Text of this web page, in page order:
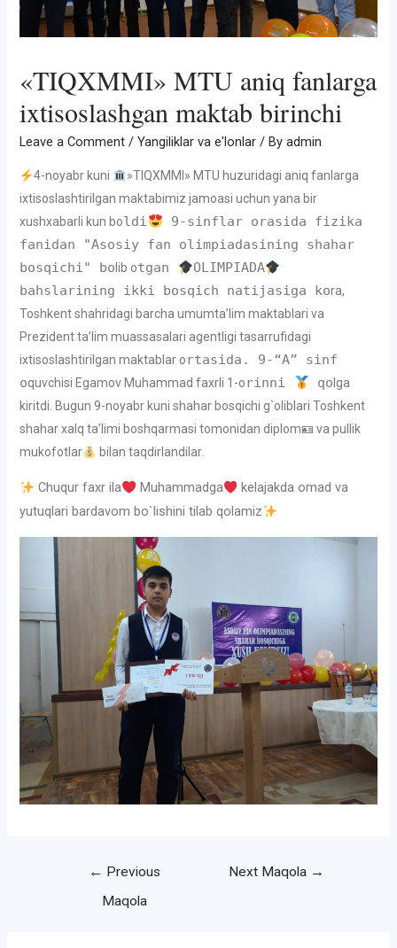
«TIQXMMI» MTU aniq fanlarga
ixtisoslashgan maktab birinchi
Leave a Comment /Yangiliklar va e'lonlar / Byadmin
4-noyabr kuni
»TIQXMMI» MTU huzuridagi aniq fanlarga
ixtisoslashtirilgan maktabimiz jamoasi uchun yana bir
xushxabarli kun boldi
9-sinflar orasida fizika
fanidan "Asosiy fan olimpiadasining shahar
bosqichi" bolib otgan
OLIMPIADA
bahslarining ikki bosqich natijasiga kora,
Toshkent shahridagi barcha umumta’lim maktablari va
Prezident ta’lim muassasalari agentligi tasarrufidagi
ixtisoslashtirilgan maktablar ortasida. 9-“A” sinf
oquvchisi Egamov Muhammad faxrli 1-orinni qo lga
kiritdi. Bugun 9-noyabr kuni shahar bosqichi g`oliblari Toshkent
shahar xalq ta’limi boshqarmasi tomonidan diplom🪪 va pullik
mukofotlar
bilan taqdirlandilar.
Chuqur faxr ila Muhammadga
kelajakda omad va
yutuqlari bardavom bo`lishini tilab qolamiz
← Previous
Maqola
Next Maqola →